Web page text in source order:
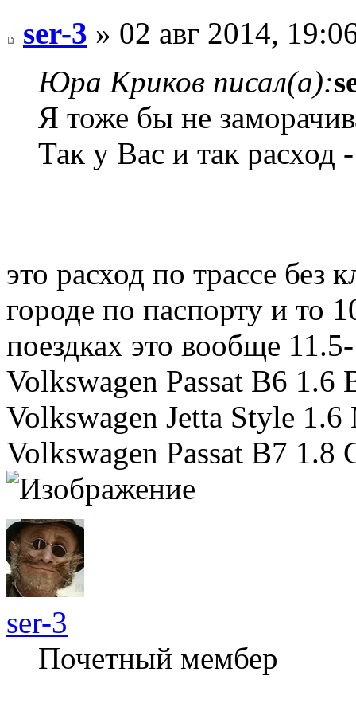
ser-3 » 02 авг 2014,
Юра Криков писал(а):
Я тоже бы не
Так у Вас и так расход
это расход по трассе без
городе по паспорту и то
поездках это вообще
Volkswagen Passat B6 1.6
Volkswagen Jetta Style
Volkswagen Passat B7 1.8
ser-3
Почетный мембер